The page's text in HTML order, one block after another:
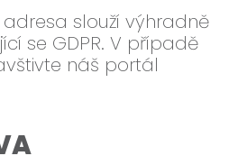
slouží výhradně
se GDPR. V případě
náš portál